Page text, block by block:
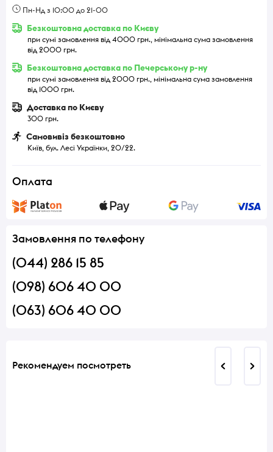
Пн-Нд з 10:00 до 21-00
Безкоштовна доставка по Києву
при сумі замовлення від 4000 грн., мінімальна сума замовлення
від 2000 грн.
Безкоштовна доставка по Печерському р-ну
при сумі замовлення від 2000 грн., мінімальна сума замовлення
від 1000 грн.
Доставка по Києву
300 грн.
Самовивіз безкоштовно
Київ, бул. Лесі Українки, 20/22.
Оплата
Замовлення по телефону
(044) 286 15 85
(098) 606 40 00
(063) 606 40 00
Рекомендуем посмотреть